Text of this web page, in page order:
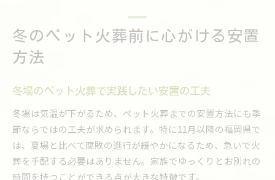
ペット火葬で注意したい季節ごとの安置法
季節ごとに選ぶペット火葬前の安置方法
季節に合ったペット火葬時の冷却ポイント
春夏秋冬で考えるペット火葬の安置準備
気温が下がる時期の遺体安置のポイント
気温低下時のペット火葬で安置が大切な理由
遺体安置は寒い季節のペット火葬でどう変わる
冬のペット火葬前に心がける安置
方法
冬場のペット火葬で実践したい安置の工夫
冬場は気温が下がるため、ペット火葬までの安置方法にも季
節ならではの工夫が求められます。特に11月以降の福岡県で
は、夏場と比べて腐敗の進行が緩やかになるため、急いで火
葬を手配する必要はありません。家族でゆっくりとお別れの
時間を持つことができる点が大きな特徴です。